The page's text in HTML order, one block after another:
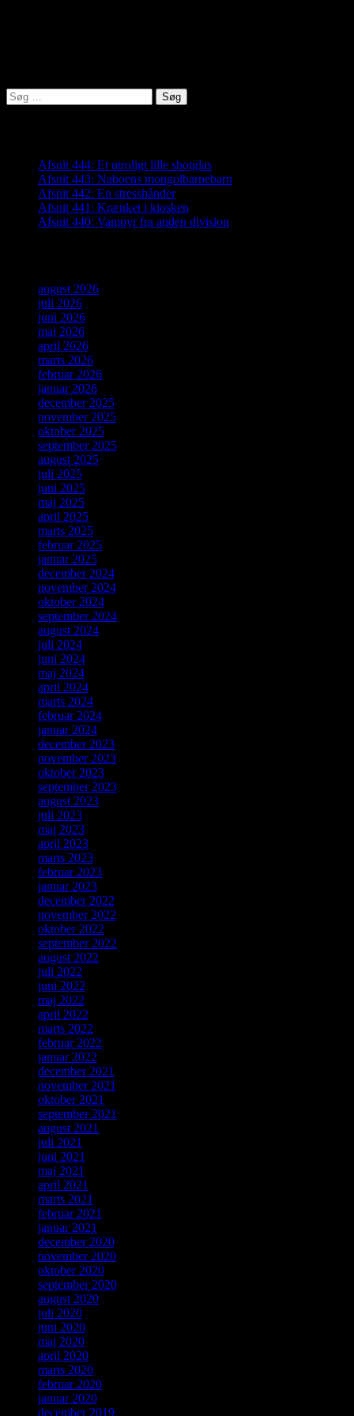
Søg
efter:
Afsnit 444: Et utroligt lille shotglas
Afsnit 443: Naboens mongolbarnebarn
Afsnit 442: En stresshånder
Afsnit 441: Krænket i kiosken
Afsnit 440: Vampyr fra anden division
august 2026
juli 2026
juni 2026
maj 2026
april 2026
marts 2026
februar 2026
januar 2026
december 2025
november 2025
oktober 2025
september 2025
august 2025
juli 2025
juni 2025
maj 2025
april 2025
marts 2025
februar 2025
januar 2025
december 2024
november 2024
oktober 2024
september 2024
august 2024
juli 2024
juni 2024
maj 2024
april 2024
marts 2024
februar 2024
januar 2024
december 2023
november 2023
oktober 2023
september 2023
august 2023
juli 2023
maj 2023
april 2023
marts 2023
februar 2023
januar 2023
december 2022
november 2022
oktober 2022
september 2022
august 2022
juli 2022
juni 2022
maj 2022
april 2022
marts 2022
februar 2022
januar 2022
december 2021
november 2021
oktober 2021
september 2021
august 2021
juli 2021
juni 2021
maj 2021
april 2021
marts 2021
februar 2021
januar 2021
december 2020
november 2020
oktober 2020
september 2020
august 2020
juli 2020
juni 2020
maj 2020
april 2020
marts 2020
februar 2020
januar 2020
december 2019